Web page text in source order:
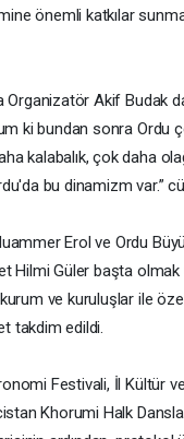
önemli katkılar
Organizatör Akif Budak
ki bundan sonra Ordu
kalabalık, çok daha
bu dinamizm var.”
Erol ve Ordu
Hilmi Güler başta
ve kuruluşlar ile
takdim edildi.
Festivali, İl Kültür
Khorumi Halk